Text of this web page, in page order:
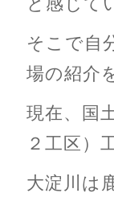
そこで自
場の紹介
現在、国
２工区）
大淀川は